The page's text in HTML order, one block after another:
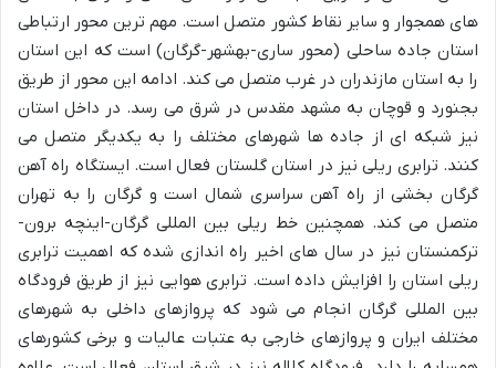
های همجوار و سایر نقاط کشور متصل است. مهم ترین محور ارتباطی
استان جاده ساحلی (محور ساری-بهشهر-گرگان) است که این استان
را به استان مازندران در غرب متصل می کند. ادامه این محور از طریق
بجنورد و قوچان به مشهد مقدس در شرق می رسد. در داخل استان
نیز شبکه ای از جاده ها شهرهای مختلف را به یکدیگر متصل می
کنند. ترابری ریلی نیز در استان گلستان فعال است. ایستگاه راه آهن
گرگان بخشی از راه آهن سراسری شمال است و گرگان را به تهران
متصل می کند. همچنین خط ریلی بین المللی گرگان-اینچه برون-
ترکمنستان نیز در سال های اخیر راه اندازی شده که اهمیت ترابری
ریلی استان را افزایش داده است. ترابری هوایی نیز از طریق فرودگاه
بین المللی گرگان انجام می شود که پروازهای داخلی به شهرهای
مختلف ایران و پروازهای خارجی به عتبات عالیات و برخی کشورهای